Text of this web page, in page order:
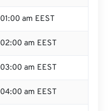
01:00 am EEST
02:00 am EEST
03:00 am EEST
04:00 am EEST